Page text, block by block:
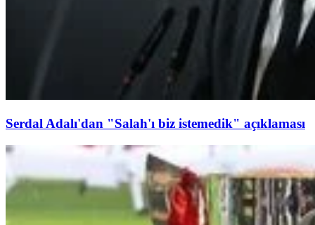
Serdal Adalı'dan "Salah'ı biz istemedik" açıklaması